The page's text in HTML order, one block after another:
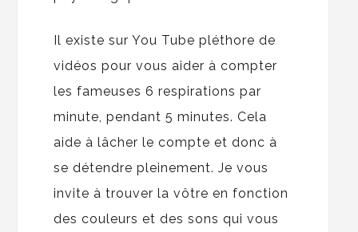
Il existe sur You Tube pléthore de
vidéos pour vous aider à compter
les fameuses 6 respirations par
minute, pendant 5 minutes. Cela
aide à lâcher le compte et donc à
se détendre pleinement. Je vous
invite à trouver la vôtre en fonction
des couleurs et des sons qui vous